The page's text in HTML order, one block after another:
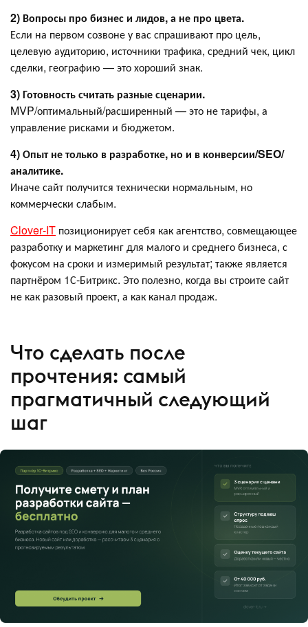
2) Вопросы про бизнес и лидов, а не про цвета.
Если на первом созвоне у вас спрашивают про цель,
целевую аудиторию, источники трафика, средний чек, цикл
сделки, географию — это хороший знак.
3) Готовность считать разные сценарии.
MVP/оптимальный/расширенный — это не тарифы, а
управление рисками и бюджетом.
4) Опыт не только в разработке, но и в конверсии/SEO/
аналитике.
Иначе сайт получится технически нормальным, но
коммерчески слабым.
Clover‑IT позиционирует себя как агентство, совмещающее
разработку и маркетинг для малого и среднего бизнеса, с
фокусом на сроки и измеримый результат; также является
партнёром 1С‑Битрикс. Это полезно, когда вы строите сайт
не как разовый проект, а как канал продаж.
Что сделать после
прочтения: самый
прагматичный следующий
шаг